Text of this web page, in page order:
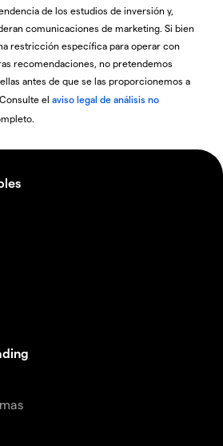
de los estudios de inversión y,
comunicaciones de marketing. Si bien
restricción específica para operar con
recomendaciones, no pretendemos
antes de que se las proporcionemos a
el aviso legal de análisis no